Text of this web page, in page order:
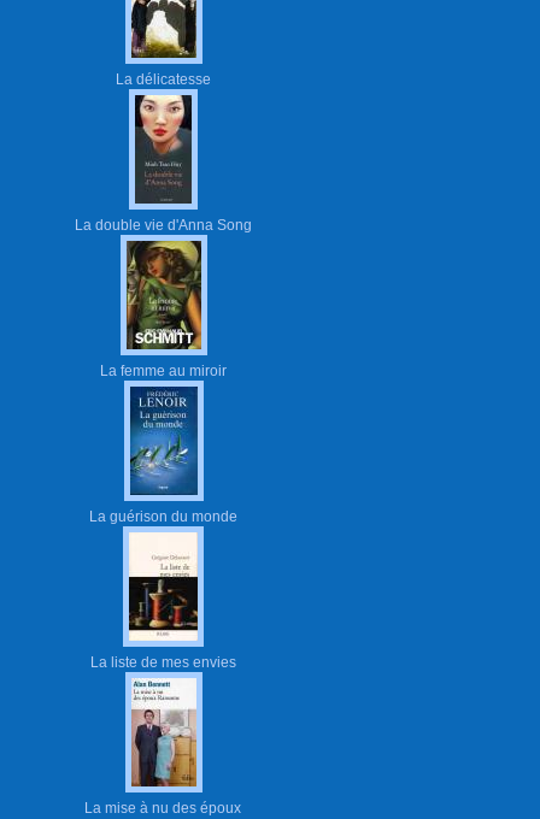
La délicatesse
La double vie d'Anna Song
La femme au miroir
La guérison du monde
La liste de mes envies
La mise à nu des époux